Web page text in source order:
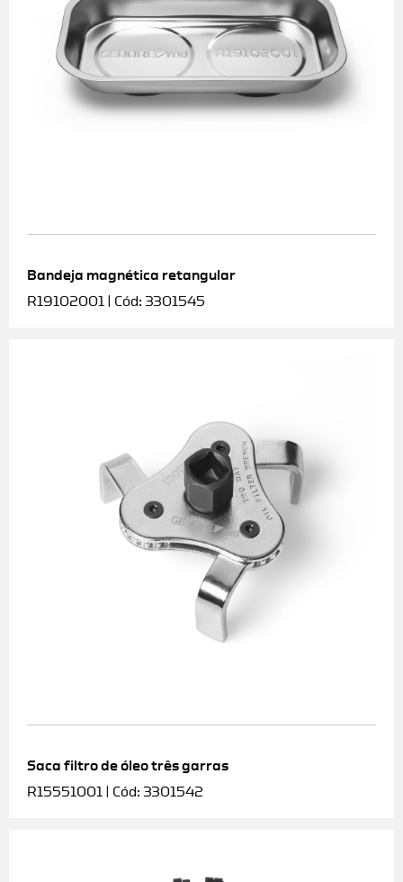
Bandeja magnética retangular
R19102001 | Cód: 3301545
Saca filtro de óleo três garras
R15551001 | Cód: 3301542